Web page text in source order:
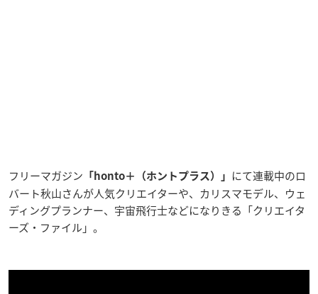
フリーマガジン 「 honto＋（ホントプラス）」
にて連載中のロ
バート秋山さんが人気クリエイターや、カリスマモデル、ウェ
ディングプランナー、宇宙飛行士などになりきる「クリエイタ
ーズ・ファイル 」。